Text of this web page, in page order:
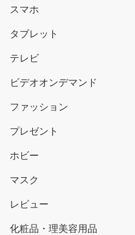
スマホ
タブレット
テレビ
ビデオオンデマンド
ファッション
プレゼント
ホビー
マスク
レビュー
化粧品・理美容用品